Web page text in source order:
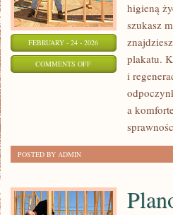
FEBRUARY - 24 - 2026
COMMENTS OFFON
OUTDOOROWE
higieną
szukasz
plakatu.
i
a
POSTED BY ADMIN